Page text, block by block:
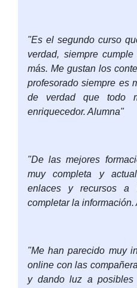
"Es el segundo curso
verdad, siempre
más. Me gustan los
profesorado siempre es
de verdad que todo
enriquecedor. Alumna"
"De las mejores
muy completa y
enlaces y recursos a
completar la información.
"Me han parecido muy
online con las
y dando luz a posibles